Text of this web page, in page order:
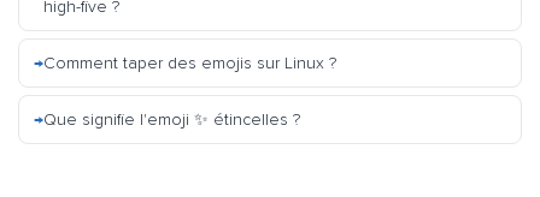
high-five ?
Comment taper des emojis sur Linux ?
Que signifie l'emoji ✨ étincelles ?